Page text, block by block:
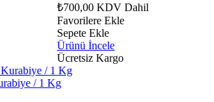
₺700,00 KDV Dahil
Favorilere Ekle
Sepete Ekle
Ürünü İncele
Ücretsiz Kargo
/ 1 Kg